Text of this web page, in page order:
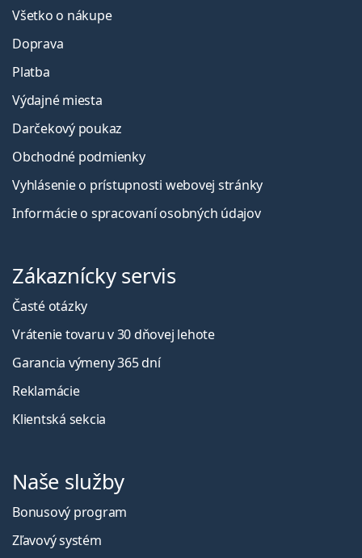
Všetko o nákupe
Doprava
Platba
Výdajné miesta
Darčekový poukaz
Obchodné podmienky
Vyhlásenie o prístupnosti webovej stránky
Informácie o spracovaní osobných údajov
Zákaznícky servis
Časté otázky
Vrátenie tovaru v 30 dňovej lehote
Garancia výmeny 365 dní
Reklamácie
Klientská sekcia
Naše služby
Bonusový program
Zľavový systém